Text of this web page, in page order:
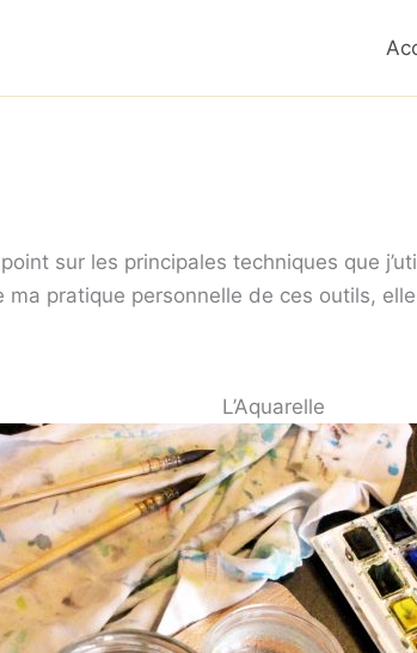
sur les principales techniques que
pratique personnelle de ces outils,
L’Aquarelle